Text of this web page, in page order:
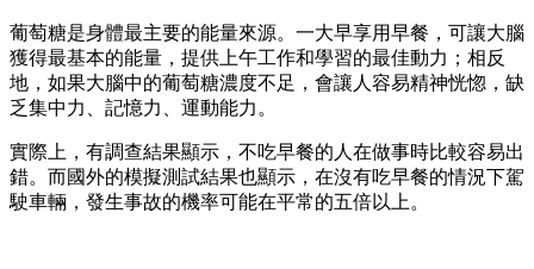
葡萄糖是身體最主要的能量來源。一大早享用早餐，可讓大腦
獲得最基本的能量，提供上午工作和學習的最佳動力；相反
地，如果大腦中的葡萄糖濃度不足，會讓人容易精神恍惚，缺
乏集中力、記憶力、運動能力。
實際上，有調查結果顯示，不吃早餐的人在做事時比較容易出
錯。而國外的模擬測試結果也顯示，在沒有吃早餐的情況下駕
駛車輛，發生事故的機率可能在平常的五倍以上。